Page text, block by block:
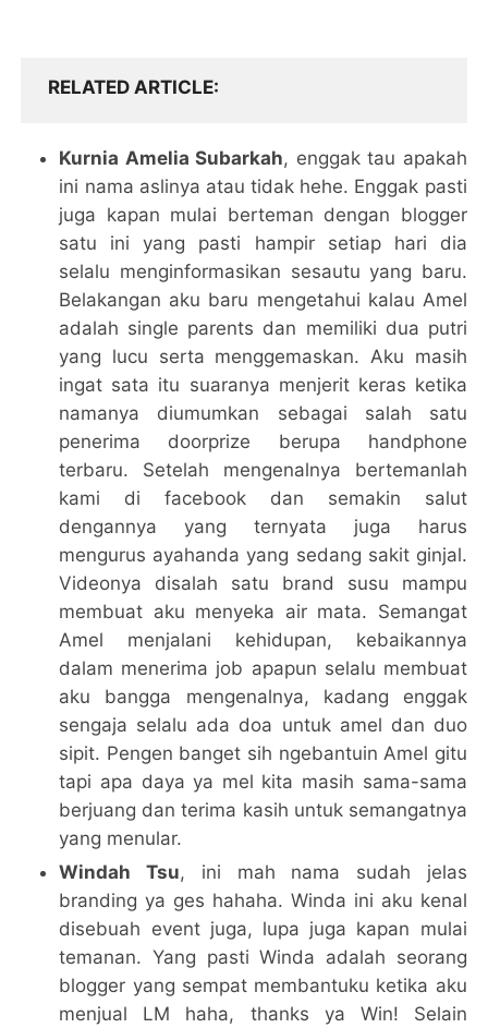
RELATED ARTICLE
Kurnia Amelia Subarkah, enggak tau apakah
ini nama aslinya atau tidak hehe. Enggak pasti
juga kapan mulai berteman dengan blogger
satu ini yang pasti hampir setiap hari dia
selalu menginformasikan sesautu yang baru.
Belakangan aku baru mengetahui kalau Amel
adalah single parents dan memiliki dua putri
yang lucu serta menggemaskan. Aku masih
ingat sata itu suaranya menjerit keras ketika
namanya diumumkan sebagai salah satu
penerima doorprize berupa handphone
terbaru. Setelah mengenalnya bertemanlah
kami di facebook dan semakin salut
dengannya yang ternyata juga harus
mengurus ayahanda yang sedang sakit ginjal.
Videonya disalah satu brand susu mampu
membuat aku menyeka air mata. Semangat
Amel menjalani kehidupan, kebaikannya
dalam menerima job apapun selalu membuat
aku bangga mengenalnya, kadang enggak
sengaja selalu ada doa untuk amel dan duo
sipit. Pengen banget sih ngebantuin Amel gitu
tapi apa daya ya mel kita masih sama-sama
berjuang dan terima kasih untuk semangatnya
yang menular.
Windah Tsu, ini mah nama sudah jelas
branding ya ges hahaha. Winda ini aku kenal
disebuah event juga, lupa juga kapan mulai
temanan. Yang pasti Winda adalah seorang
blogger yang sempat membantuku ketika aku
menjual LM haha, thanks ya Win! Selain